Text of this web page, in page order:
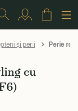
și perii Perie
cu